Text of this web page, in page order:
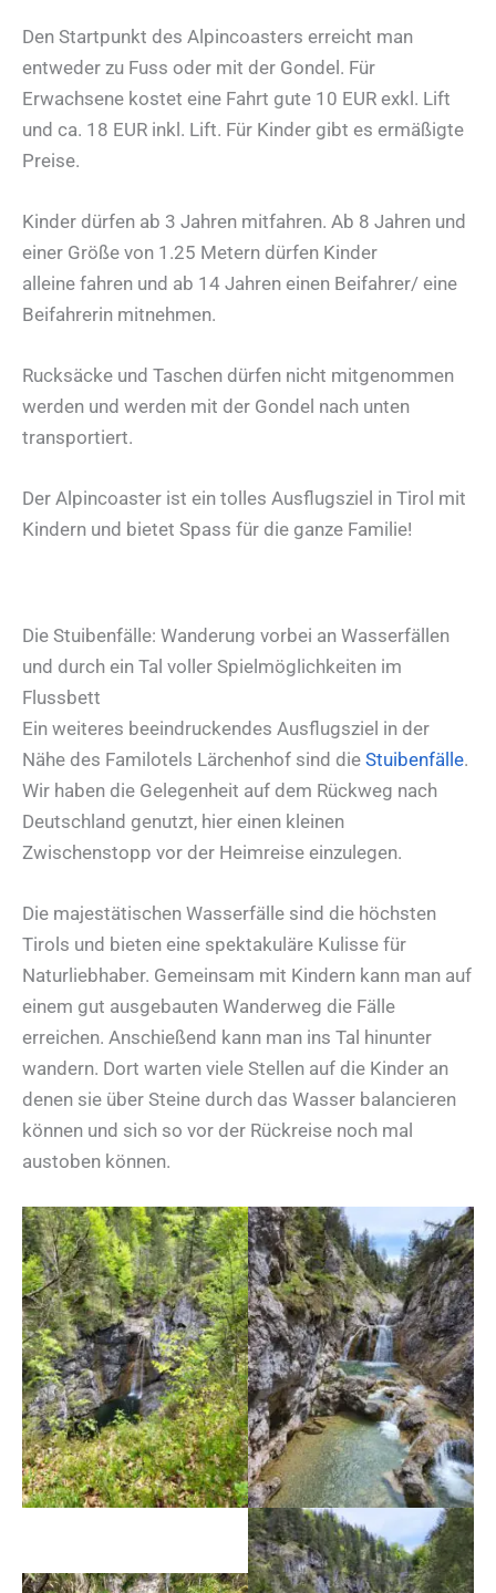
Den Startpunkt des Alpincoasters erreicht man
entweder zu Fuss oder mit der Gondel. Für
Erwachsene kostet eine Fahrt gute 10 EUR exkl. Lift
und ca. 18 EUR inkl. Lift. Für Kinder gibt es ermäßigte
Preise.
Kinder dürfen ab 3 Jahren mitfahren. Ab 8 Jahren und
einer Größe von 1.25 Metern dürfen Kinder
alleine fahren und ab 14 Jahren einen Beifahrer/ eine
Beifahrerin mitnehmen.
Rucksäcke und Taschen dürfen nicht mitgenommen
werden und werden mit der Gondel nach unten
transportiert.
Der Alpincoaster ist ein tolles Ausflugsziel in Tirol mit
Kindern und bietet Spass für die ganze Familie!
Die Stuibenfälle: Wanderung vorbei an Wasserfällen
und durch ein Tal voller Spielmöglichkeiten im
Flussbett
Ein weiteres beeindruckendes Ausflugsziel in der
Nähe des Familotels Lärchenhof sind die Stuibenfälle.
Wir haben die Gelegenheit auf dem Rückweg nach
Deutschland genutzt, hier einen kleinen
Zwischenstopp vor der Heimreise einzulegen.
Die majestätischen Wasserfälle sind die höchsten
Tirols und bieten eine spektakuläre Kulisse für
Naturliebhaber. Gemeinsam mit Kindern kann man auf
einem gut ausgebauten Wanderweg die Fälle
erreichen. Anschießend kann man ins Tal hinunter
wandern. Dort warten viele Stellen auf die Kinder an
denen sie über Steine durch das Wasser balancieren
können und sich so vor der Rückreise noch mal
austoben können.